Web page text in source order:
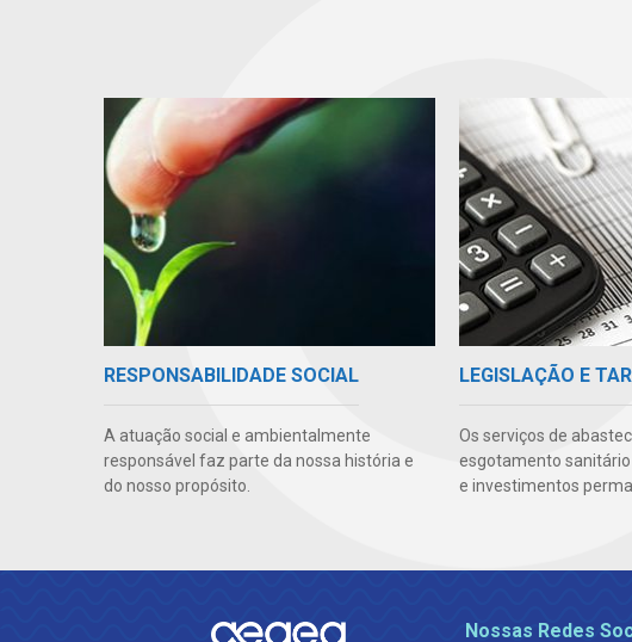
RESPONSABILIDADE SOCIAL
A atuação social e ambientalmente
responsável faz parte da nossa história e
do nosso propósito.
LEGISLAÇÃO E
Os serviços de
esgotamento
e investimentos
Nossas Redes